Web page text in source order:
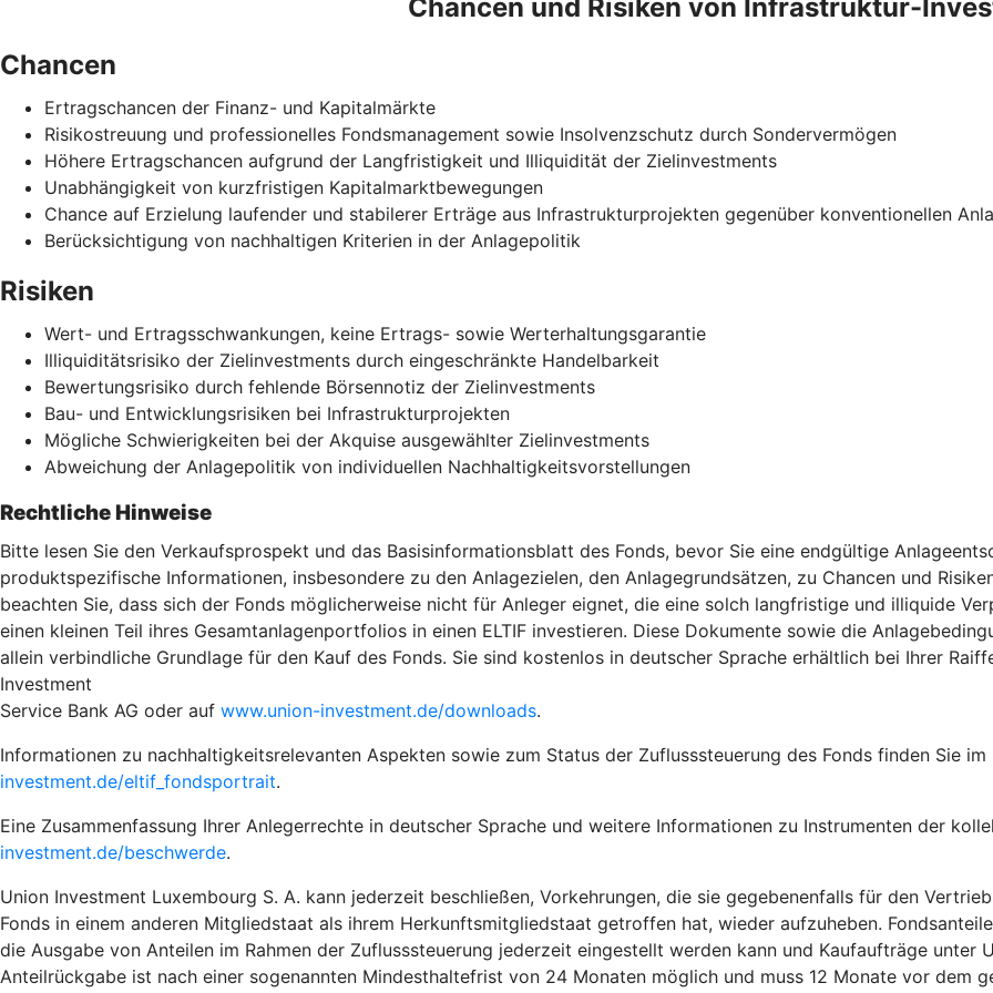
Chancen und Risiken von Infrastruktur-
Chancen
Ertragschancen der Finanz- und Kapitalmärkte
Risikostreuung und professionelles Fondsmanagement sowie Insolvenzschutz durch Sondervermögen
Höhere Ertragschancen aufgrund der Langfristigkeit und Illiquidität der Zielinvestments
Unabhängigkeit von kurzfristigen Kapitalmarktbewegungen
Chance auf Erzielung laufender und stabilerer Erträge aus Infrastrukturprojekten gegenüber konventionellen
Berücksichtigung von nachhaltigen Kriterien in der Anlagepolitik
Risiken
Wert- und Ertragsschwankungen, keine Ertrags- sowie Werterhaltungsgarantie
Illiquiditätsrisiko der Zielinvestments durch eingeschränkte Handelbarkeit
Bewertungsrisiko durch fehlende Börsennotiz der Zielinvestments
Bau- und Entwicklungsrisiken bei Infrastrukturprojekten
Mögliche Schwierigkeiten bei der Akquise ausgewählter Zielinvestments
Abweichung der Anlagepolitik von individuellen Nachhaltigkeitsvorstellungen
Rechtliche Hinweise
Bitte lesen Sie den Verkaufsprospekt und das Basisinformationsblatt des Fonds, bevor Sie eine endgültige
produktspezifische Informationen, insbesondere zu den Anlagezielen, den Anlagegrundsätzen, zu Chancen und
beachten Sie, dass sich der Fonds möglicherweise nicht für Anleger eignet, die eine solch langfristige und illiquide
einen kleinen Teil ihres Gesamtanlagenportfolios in einen ELTIF investieren. Diese Dokumente sowie die
allein verbindliche Grundlage für den Kauf des Fonds. Sie sind kostenlos in deutscher Sprache erhältlich bei Ihrer
Investment
Service Bank AG oder auf www.union-investment.de/downloads.
Informationen zu nachhaltigkeitsrelevanten Aspekten sowie zum Status der Zuflusssteuerung des Fonds finden Sie
investment.de/eltif_fondsportrait.
Eine Zusammenfassung Ihrer Anlegerrechte in deutscher Sprache und weitere Informationen zu Instrumenten der
investment.de/beschwerde.
Union Investment Luxembourg S. A. kann jederzeit beschließen, Vorkehrungen, die sie gegebenenfalls für den
Fonds in einem anderen Mitgliedstaat als ihrem Herkunftsmitgliedstaat getroffen hat, wieder aufzuheben.
die Ausgabe von Anteilen im Rahmen der Zuflusssteuerung jederzeit eingestellt werden kann und Kaufaufträge unter
Anteilrückgabe ist nach einer sogenannten Mindesthaltefrist von 24 Monaten möglich und muss 12 Monate vor dem